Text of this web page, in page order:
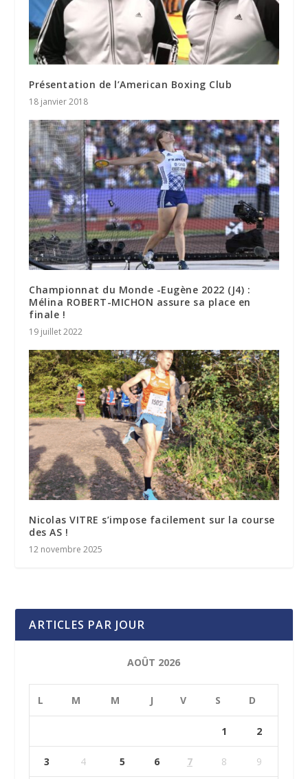
Présentation de l’American Boxing Club
18 janvier 2018
Championnat du Monde -Eugène 2022 (J4) :
Mélina ROBERT-MICHON assure sa place en
finale !
19 juillet 2022
Nicolas VITRE s’impose facilement sur la course
des AS !
12 novembre 2025
ARTICLES PAR JOUR
AOÛT 2026
L M M J V S D
1 2
3 4 5 6 7 8 9